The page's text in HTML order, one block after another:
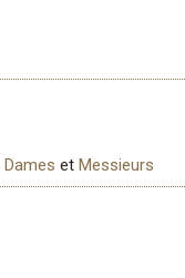
Dames et Messieurs